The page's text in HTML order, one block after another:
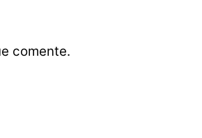
comente.